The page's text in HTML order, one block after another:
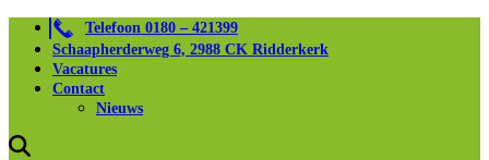
Telefoon 0180 – 421399
Schaapherderweg 6, 2988 CK Ridderkerk
Vacatures
Contact
Nieuws